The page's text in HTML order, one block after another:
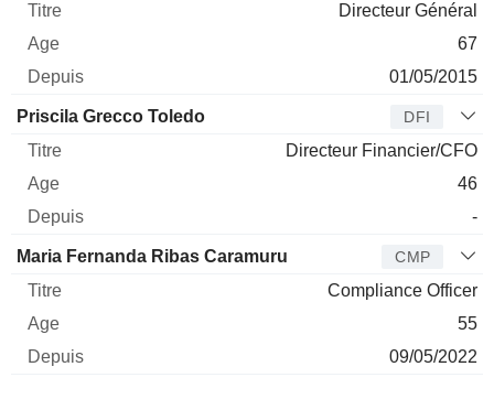
Directeur Général
67
01/05/2015
Priscila Grecco Toledo DFI
Directeur Financier/CFO
46
-
Maria Fernanda Ribas Caramuru CMP
Compliance Officer
55
09/05/2022